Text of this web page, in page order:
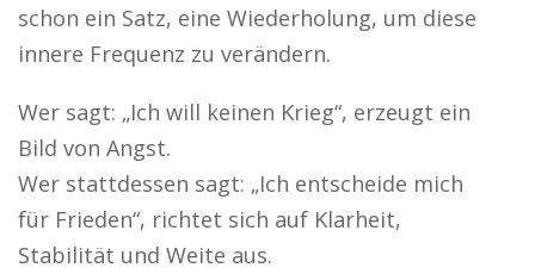
schon ein Satz, eine Wiederholung, um diese
innere Frequenz zu verändern.
Wer sagt: „Ich will keinen Krieg“, erzeugt ein
Bild von Angst.
Wer stattdessen sagt: „Ich entscheide mich
für Frieden“, richtet sich auf Klarheit,
Stabilität und Weite aus.